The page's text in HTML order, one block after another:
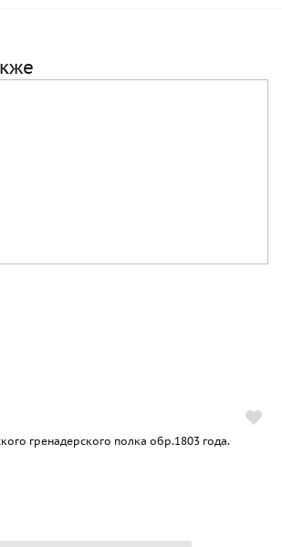
гренадерского полка обр.1803 года.